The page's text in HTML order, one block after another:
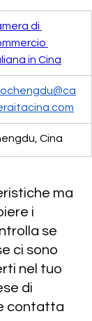
di
in Cina
Cina
ma
i
se
ci sono
nel tuo
di
contatta